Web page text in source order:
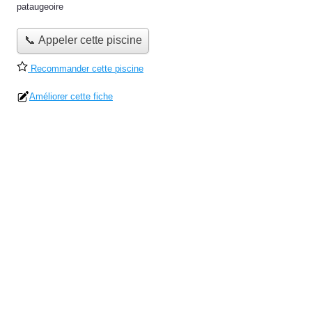
pataugeoire
📞 Appeler cette piscine
Recommander cette piscine
Améliorer cette fiche